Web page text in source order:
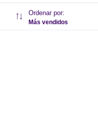
Ordenar por:
Más vendidos